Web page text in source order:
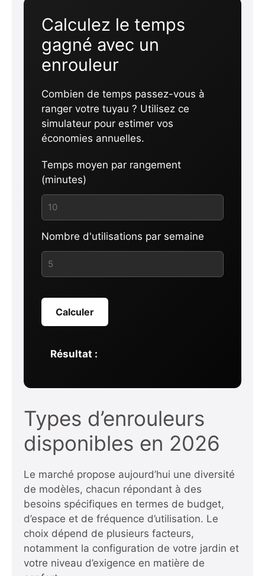
Calculez le temps
gagné avec un
enrouleur
Combien de temps passez-vous à
ranger votre tuyau ? Utilisez ce
simulateur pour estimer vos
économies annuelles.
Temps moyen par rangement
(minutes)
Nombre d'utilisations par semaine
Calculer
Résultat :
Types d’enrouleurs
disponibles en 2026
Le marché propose aujourd’hui une diversité
de modèles, chacun répondant à des
besoins spécifiques en termes de budget,
d’espace et de fréquence d’utilisation. Le
choix dépend de plusieurs facteurs,
notamment la configuration de votre jardin et
votre niveau d’exigence en matière de